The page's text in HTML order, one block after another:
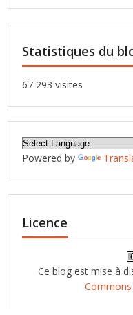
Statistiques du
67 293 visites
Powered by
Licence
Ce blog est mise à